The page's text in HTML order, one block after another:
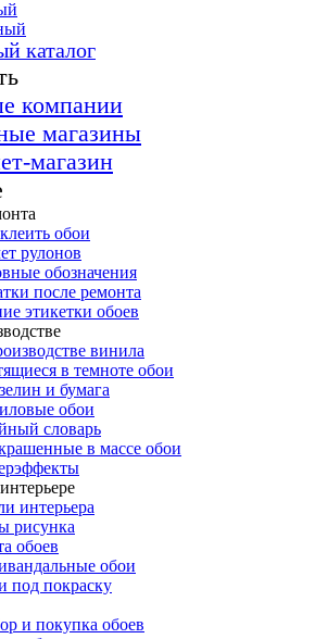
каталог
компании
магазины
магазин
обои
рулонов
обозначения
после ремонта
этикетки обоев
винила
в темноте обои
и бумага
обои
словарь
в массе обои
интерьера
рисунка
обоев
обои
под покраску
и покупка обоев